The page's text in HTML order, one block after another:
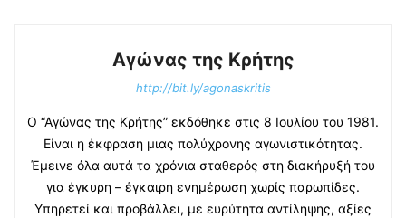
Αγώνας της Κρήτης
http://bit.ly/agonaskritis
Ο “Αγώνας της Κρήτης” εκδόθηκε στις 8 Ιουλίου του 1981.
Είναι η έκφραση μιας πολύχρονης αγωνιστικότητας.
Έμεινε όλα αυτά τα χρόνια σταθερός στη διακήρυξή του
για έγκυρη – έγκαιρη ενημέρωση χωρίς παρωπίδες.
Υπηρετεί και προβάλλει, με ευρύτητα αντίληψης, αξίες